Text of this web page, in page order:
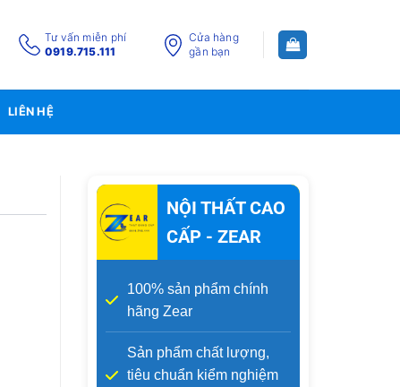
Tư vấn miễn phí
0919.715.111
Cửa hàng
gần bạn
LIÊN HỆ
NỘI THẤT CAO
CẤP - ZEAR
100% sản phẩm chính
hãng Zear
Sản phẩm chất lượng,
tiêu chuẩn kiểm nghiệm